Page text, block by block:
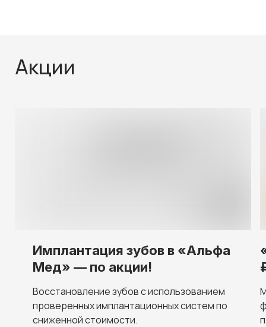
Акции
Имплантация зубов в «Альфа
Мед» — по акции!
Восстановление зубов с использованием
проверенных имплантационных систем по
сниженной стоимости.